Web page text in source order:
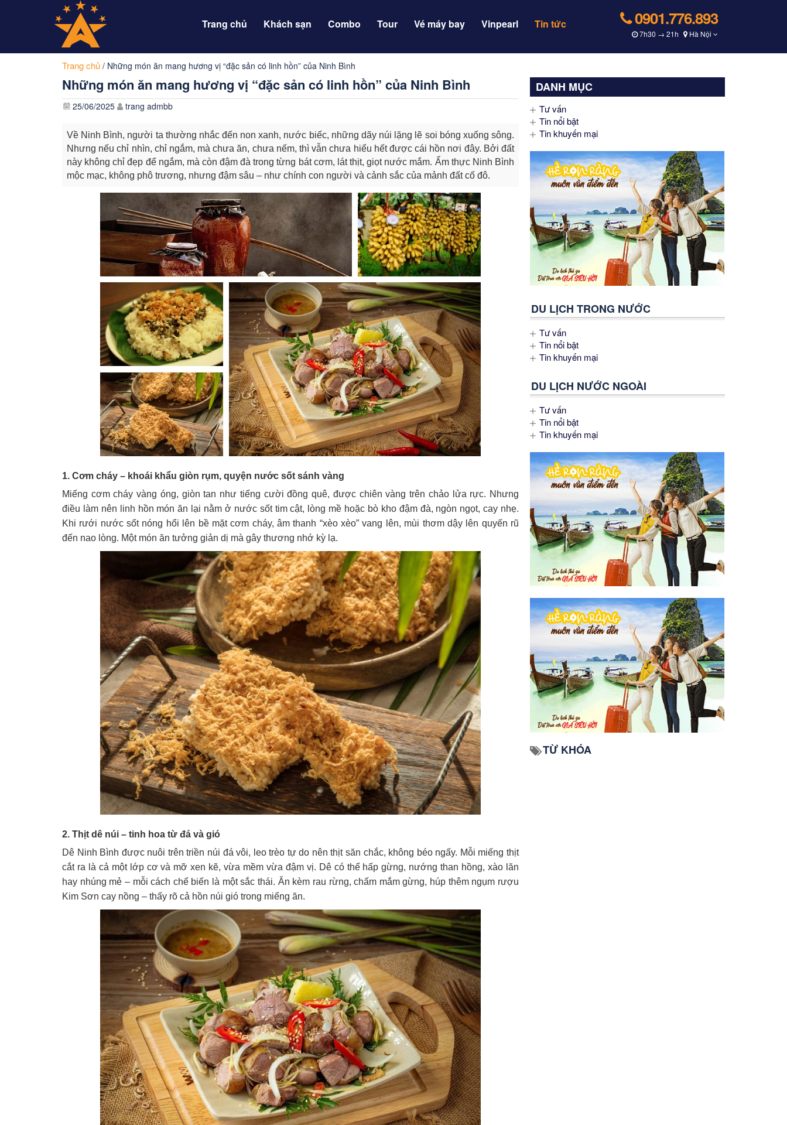
Trang chủ Khách sạn Combo Tour Vé máy bay Vinpearl Tin tức 0901.776.893
7h30 → 21h Hà Nội
Trang chủ / Những món ăn mang hương vị “đặc sản có linh hồn” của Ninh Bình
Những món ăn mang hương vị “đặc sản có linh hồn” của Ninh Bình
25/06/2025 trang admbb
Về Ninh Bình, người ta thường nhắc đến non xanh, nước biếc, những dãy núi lặng lẽ soi bóng xuống sông.
Nhưng nếu chỉ nhìn, chỉ ngắm, mà chưa ăn, chưa nếm, thì vẫn chưa hiểu hết được cái hồn nơi đây. Bởi đất
này không chỉ đẹp để ngắm, mà còn đậm đà trong từng bát cơm, lát thịt, giọt nước mắm. Ẩm thực Ninh Bình
mộc mạc, không phô trương, nhưng đậm sâu – như chính con người và cảnh sắc của mảnh đất cố đô.
1. Cơm cháy – khoái khẩu giòn rụm, quyện nước sốt sánh vàng
Miếng cơm cháy vàng óng, giòn tan như tiếng cười đồng quê, được chiên vàng trên chảo lửa rực. Nhưng
điều làm nên linh hồn món ăn lại nằm ở nước sốt tim cật, lòng mề hoặc bò kho đậm đà, ngòn ngọt, cay nhẹ.
Khi rưới nước sốt nóng hổi lên bề mặt cơm cháy, âm thanh “xèo xèo” vang lên, mùi thơm dậy lên quyến rũ
đến nao lòng. Một món ăn tưởng giản dị mà gây thương nhớ kỳ lạ.
2. Thịt dê núi – tinh hoa từ đá và gió
Dê Ninh Bình được nuôi trên triền núi đá vôi, leo trèo tự do nên thịt săn chắc, không béo ngấy. Mỗi miếng thịt
cắt ra là cả một lớp cơ và mỡ xen kẽ, vừa mềm vừa đậm vị. Dê có thể hấp gừng, nướng than hồng, xào lăn
hay nhúng mẻ – mỗi cách chế biến là một sắc thái. Ăn kèm rau rừng, chấm mắm gừng, húp thêm ngụm rượu
Kim Sơn cay nồng – thấy rõ cả hồn núi gió trong miếng ăn.
DANH MỤC
Tư vấn
Tin nổi bật
Tin khuyến mại
DU LỊCH TRONG NƯỚC
Tư vấn
Tin nổi bật
Tin khuyến mại
DU LỊCH NƯỚC NGOÀI
Tư vấn
Tin nổi bật
Tin khuyến mại
TỪ KHÓA